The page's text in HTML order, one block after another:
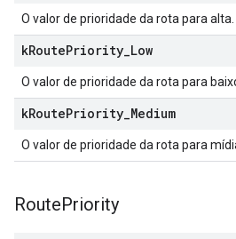
O valor de prioridade da rota para alta.
kRoutePriority Low
O valor de prioridade da rota para
kRoutePriority Medium
O valor de prioridade da rota para
RoutePriority